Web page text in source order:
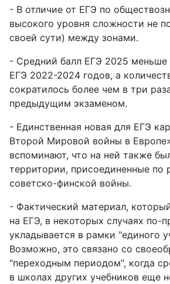
- В отличие от ЕГЭ по
высокого уровня сложности не
своей сути) между зонами.
- Средний балл ЕГЭ 2025 меньше
ЕГЭ 2022-2024 годов, а
сократилось более чем в три
предыдущим экзаменом.
- Единственная новая для ЕГЭ
Второй Мировой войны в
вспоминают, что на ней также
территории, присоединенные по
советско-финской войны.
- Фактический материал,
на ЕГЭ, в некоторых случаях по-
укладывается в рамки "единого
Возможно, это связано со
"переходным периодом", когда
в школах других учебников еще